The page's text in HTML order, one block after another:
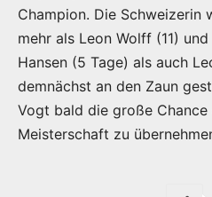
Champion. Die Schweizerin
mehr als Leon Wolff (11)
Hansen (5 Tage) als auch
demnächst an den Zaun
Vogt bald die große Chance
Meisterschaft zu